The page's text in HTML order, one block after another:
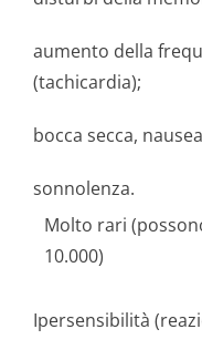
aumento della
(tachicardia);
bocca secca,
sonnolenza.
Molto rari
10.000)
Ipersensibilità